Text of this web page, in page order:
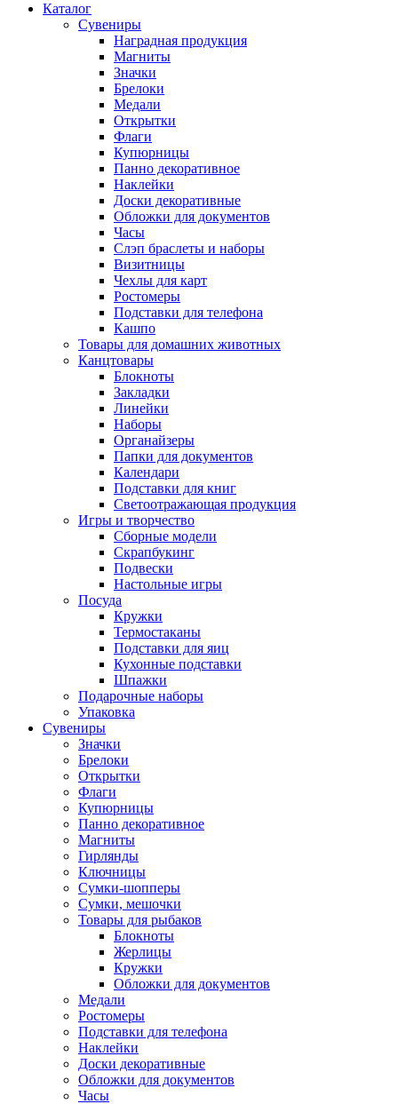
Каталог
Сувениры
Наградная продукция
Магниты
Значки
Брелоки
Медали
Открытки
Флаги
Купюрницы
Панно декоративное
Наклейки
Доски декоративные
Обложки для документов
Часы
Слэп браслеты и наборы
Визитницы
Чехлы для карт
Ростомеры
Подставки для телефона
Кашпо
Товары для домашних животных
Канцтовары
Блокноты
Закладки
Линейки
Наборы
Органайзеры
Папки для документов
Календари
Подставки для книг
Светоотражающая продукция
Игры и творчество
Сборные модели
Скрапбукинг
Подвески
Настольные игры
Посуда
Кружки
Термостаканы
Подставки для яиц
Кухонные подставки
Шпажки
Подарочные наборы
Упаковка
Сувениры
Значки
Брелоки
Открытки
Флаги
Купюрницы
Панно декоративное
Магниты
Гирлянды
Ключницы
Сумки-шопперы
Сумки, мешочки
Товары для рыбаков
Блокноты
Жерлицы
Кружки
Обложки для документов
Медали
Ростомеры
Подставки для телефона
Наклейки
Доски декоративные
Обложки для документов
Часы